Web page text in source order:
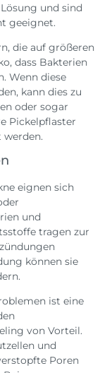
und sind
geeignet.
die auf größeren
dass Bakterien
Wenn diese
kann dies zu
oder sogar
Pickelpflaster
eignen sich
und
tragen zur
können sie
ist eine
von Vorteil.
und
Poren